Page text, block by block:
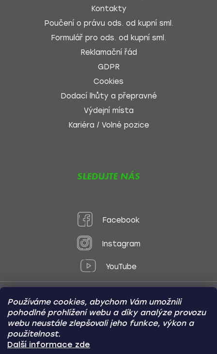
Používáme cookies, abychom Vám umožnili
pohodlné prohlížení webu a díky analýze provozu
webu neustále zlepšovali jeho funkce, výkon a
použitelnost.
Další informace zde
Kontakty
Poučení o právu ods. od kupní sml.
Formulář pro ods. od kupní sml.
Reklamační řád
GDPR
Cookies
Dodací lhůty a přepravné
Výdejní místa
Kariéra / Volné pozice
SLEDUJTE NÁS
Facebook
Instagram
YouTube
Způsoby platby:
Online
Převod
Dobírka